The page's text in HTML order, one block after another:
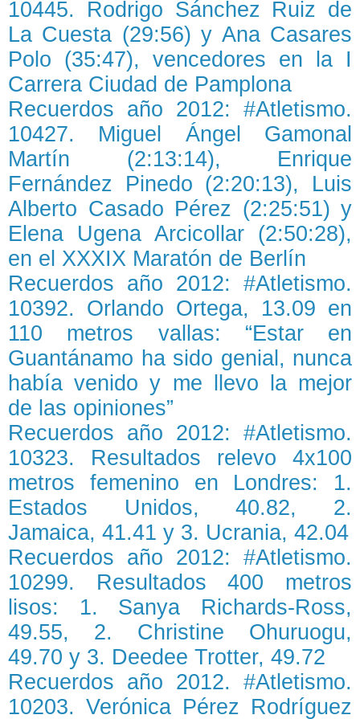
10445. Rodrigo Sánchez Ruiz de
La Cuesta (29:56) y Ana Casares
Polo (35:47), vencedores en la I
Carrera Ciudad de Pamplona
Recuerdos año 2012: #Atletismo.
10427. Miguel Ángel Gamonal
Martín (2:13:14), Enrique
Fernández Pinedo (2:20:13), Luis
Alberto Casado Pérez (2:25:51) y
Elena Ugena Arcicollar (2:50:28),
en el XXXIX Maratón de Berlín
Recuerdos año 2012: #Atletismo.
10392. Orlando Ortega, 13.09 en
110 metros vallas: “Estar en
Guantánamo ha sido genial, nunca
había venido y me llevo la mejor
de las opiniones”
Recuerdos año 2012: #Atletismo.
10323. Resultados relevo 4x100
metros femenino en Londres: 1.
Estados Unidos, 40.82, 2.
Jamaica, 41.41 y 3. Ucrania, 42.04
Recuerdos año 2012: #Atletismo.
10299. Resultados 400 metros
lisos: 1. Sanya Richards-Ross,
49.55, 2. Christine Ohuruogu,
49.70 y 3. Deedee Trotter, 49.72
Recuerdos año 2012. #Atletismo.
10203. Verónica Pérez Rodríguez